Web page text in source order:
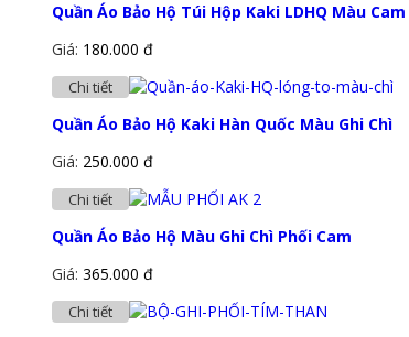
Quần Áo Bảo Hộ Túi Hộp Kaki LDHQ Màu Cam
Giá: 180.000 đ
Chi tiết
Quần Áo Bảo Hộ Kaki Hàn Quốc Màu Ghi Chì
Giá: 250.000 đ
Chi tiết
Quần Áo Bảo Hộ Màu Ghi Chì Phối Cam
Giá: 365.000 đ
Chi tiết